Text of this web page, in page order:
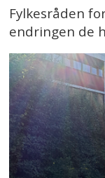
Fylkesråden
endringen de